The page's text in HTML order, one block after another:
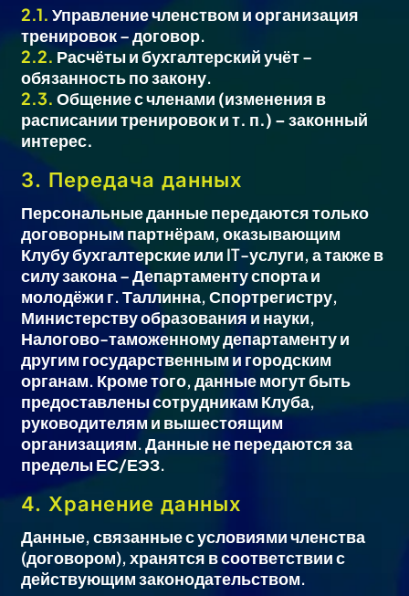
2.1. Управление членством и организация
тренировок – договор.
2.2. Расчёты и бухгалтерский учёт –
обязанность по закону.
2.3.Общение с членами (изменения в
расписании тренировок и т. п.) – законный
интерес.
3. Передача данных
Персональные данные передаются только
договорным партнёрам, оказывающим
Клубу бухгалтерские или IT-услуги, а также в
силу закона – Департаменту спорта и
молодёжи г. Таллинна, Спортрегистру,
Министерству образования и науки,
Налогово-таможенному департаменту и
другим государственным и городским
органам. Кроме того, данные могут быть
предоставлены сотрудникам Клуба,
руководителям и вышестоящим
организациям. Данные не передаются за
пределы ЕС/ЕЭЗ.
4. Хранение данных
Данные, связанные с условиями членства
(договором), хранятся в соответствии с
действующим законодательством.